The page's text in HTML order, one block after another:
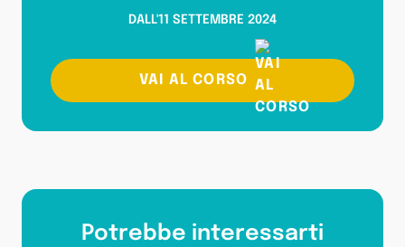
DALL'11 SETTEMBRE 2024
VAI AL CORSO
Potrebbe interessarti